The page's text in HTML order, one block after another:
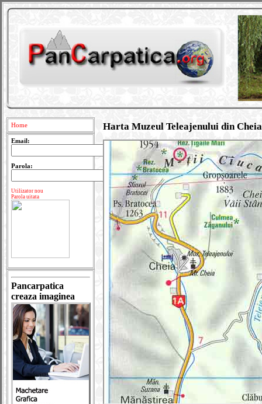
Home
Email:
Parola:
Utilizator nou
Parola uitata
Pancarpatica
creaza imaginea
Harta Muzeul Teleajenului din Cheia